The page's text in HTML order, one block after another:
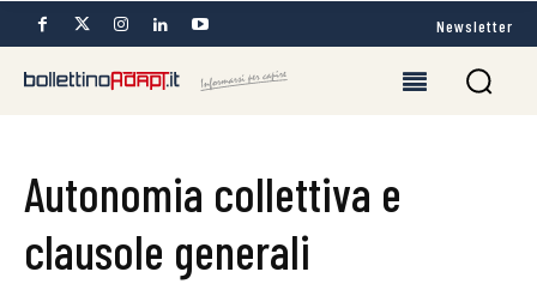
Newsletter
Autonomia collettiva e
clausole generali